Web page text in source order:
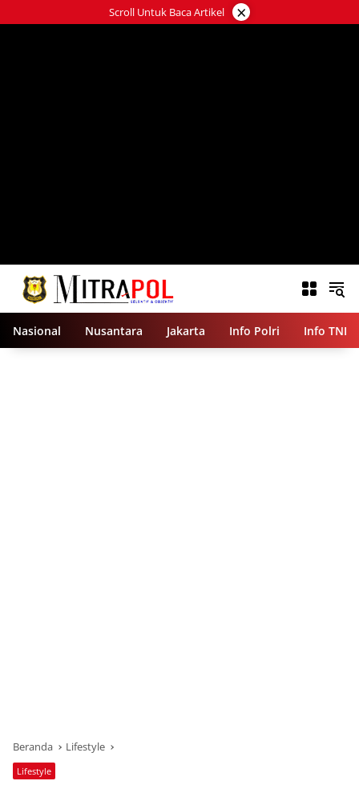
ke
Scroll Untuk Baca Artikel ×
Nasional Nusantara Jakarta Info Polri Info TNI
Beranda Lifestyle
Lifestyle